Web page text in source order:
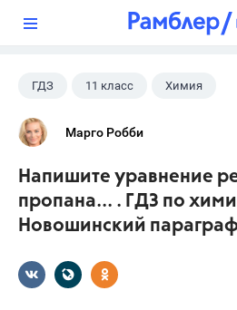
ГДЗ 11 класс Химия
Новошинский И.И.
Марго Робби
Напишите уравнение
пропана... . ГДЗ по
Новошинский